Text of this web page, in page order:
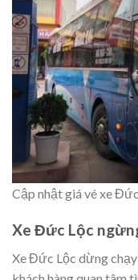
Cập nhật giá vé xe
Xe Đức Lộc
Xe Đức Lộc dừng